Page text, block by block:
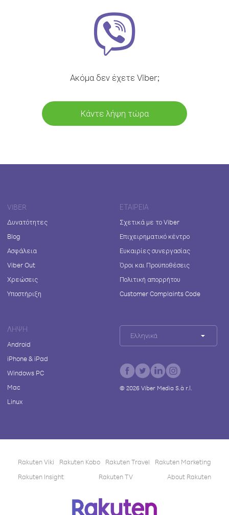
Ακόμα δεν έχετε Viber;
Κάντε λήψη τώρα
VIBER
Δυνατότητες
Blog
Ασφάλεια
Viber Out
Χρεώσεις
Υποστήριξη
ΕΤΑΙΡΕΊΑ
Σχετικά με το Viber
Επιχειρηματικό κέντρο
Ευκαιρίες συνεργασίας
Όροι και Προϋποθέσεις
Πολιτική απορρήτου
Customer Complaints Code
ΛΉΨΗ
Android
iPhone & iPad
Windows PC
Mac
Linux
Ελληνικά
© 2026Viber Media S.à r.l.
Rakuten Viki Rakuten Kobo Rakuten Travel
Rakuten Marketing
Rakuten Insight
Rakuten TV About Rakuten